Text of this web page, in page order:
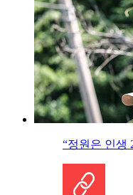
“정원은 인생